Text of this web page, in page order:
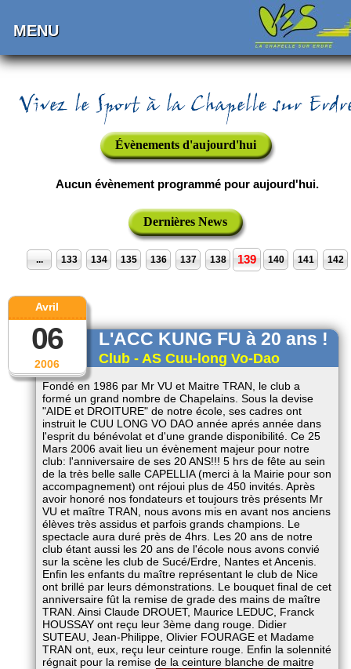
MENU
Évènements d'aujourd'hui
Aucun évènement programmé pour aujourd'hui.
Dernières News
... 133 134 135 136 137 138 139 140 141 142
2006
Avril
06 L'ACC KUNG FU à 20 ans !
Club - AS Cuu-long Vo-Dao
Fondé en 1986 par Mr VU et Maitre TRAN, le club a
formé un grand nombre de Chapelains. Sous la devise
"AIDE et DROITURE" de notre école, ses cadres ont
instruit le CUU LONG VO DAO année aprés année dans
l'esprit du bénévolat et d'une grande disponibilité. Ce 25
Mars 2006 avait lieu un évènement majeur pour notre
club: l'anniversaire de ses 20 ANS!!! 5 hrs de fête au sein
de la très belle salle CAPELLIA (merci à la Mairie pour son
accompagnement) ont réjoui plus de 450 invités. Après
avoir honoré nos fondateurs et toujours très présents Mr
VU et maître TRAN, nous avons mis en avant nos anciens
élèves très assidus et parfois grands champions. Le
spectacle aura duré près de 4hrs. Les 20 ans de notre
club étant aussi les 20 ans de l'école nous avons convié
sur la scène les club de Sucé/Erdre, Nantes et Ancenis.
Enfin les enfants du maître représentant le club de Nice
ont brillé par leurs démonstrations. Le bouquet final de cet
anniversaire fût la remise de grade des mains de maître
TRAN. Ainsi Claude DROUET, Maurice LEDUC, Franck
HOUSSAY ont reçu leur 3ème dang rouge. Didier
SUTEAU, Jean-Philippe, Olivier FOURAGE et Madame
TRAN ont, eux, reçu leur ceinture rouge. Enfin la solennité
régnait pour la remise de la ceinture blanche de maitre